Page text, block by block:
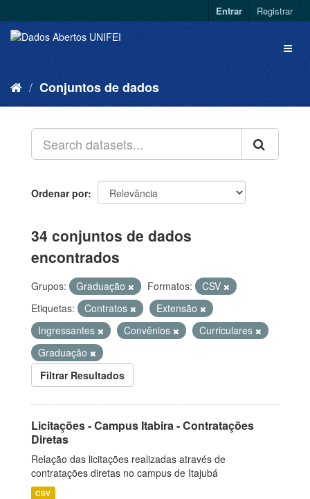
Entrar Registrar
Conjuntos de dados
Ordenar por
34 conjuntos de dados
encontrados
Grupos: Graduação Formatos:
CSV
Etiquetas:
Contratos
Extensão
Ingressantes
Convênios
Curriculares
Graduação
Filtrar Resultados
Licitações - Campus Itabira - Contratações
Diretas
Relação das licitações realizadas através de
contratações diretas no campus de Itajubá
CSV